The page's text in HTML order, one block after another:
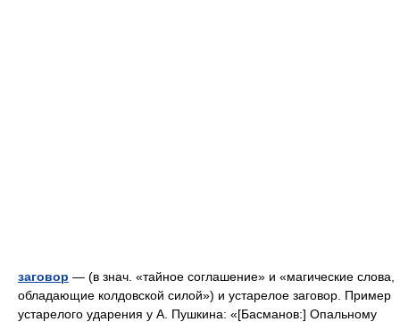
заговор — (в знач. «тайное соглашение» и «магические слова,
обладающие колдовской силой») и устарелое заговор. Пример
устарелого ударения у А. Пушкина: «[Басманов:] Опальному